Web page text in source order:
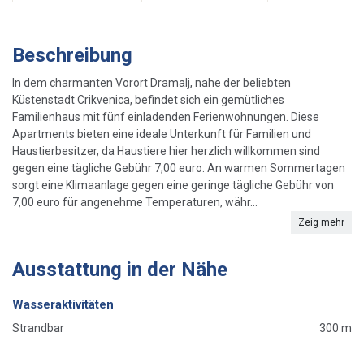
Beschreibung
In dem charmanten Vorort Dramalj, nahe der beliebten
Küstenstadt Crikvenica, befindet sich ein gemütliches
Familienhaus mit fünf einladenden Ferienwohnungen. Diese
Apartments bieten eine ideale Unterkunft für Familien und
Haustierbesitzer, da Haustiere hier herzlich willkommen sind
gegen eine tägliche Gebühr 7,00 euro. An warmen Sommertagen
sorgt eine Klimaanlage gegen eine geringe tägliche Gebühr von
7,00 euro für angenehme Temperaturen, währ...
Zeig mehr
Ausstattung in der Nähe
Wasseraktivitäten
Strandbar
300 m